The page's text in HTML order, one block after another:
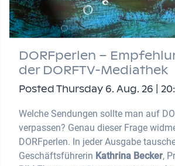
DORFperlen –
der DORFTV-Mediathek
Posted Thursday 6. Aug. 26 |
Welche Sendungen sollte man auf
verpassen? Genau dieser Frage
DORFperlen. In jeder Ausgabe
Geschäftsführerin Kathrina Becker,